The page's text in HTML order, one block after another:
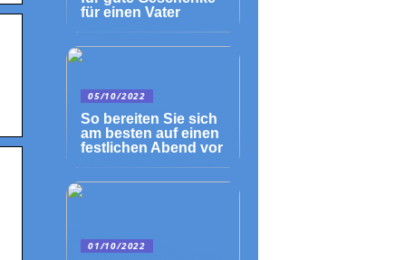
für einen Vater
05/10/2022
So bereiten Sie sich
am besten auf einen
festlichen Abend vor
01/10/2022